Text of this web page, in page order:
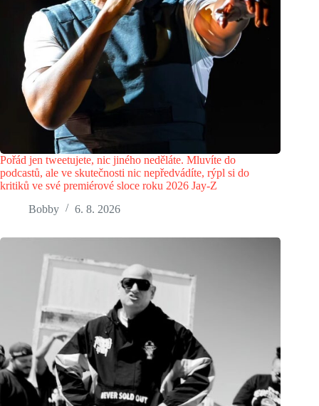
Pořád jen tweetujete, nic jiného neděláte. Mluvíte do
podcastů, ale ve skutečnosti nic nepředvádíte, rýpl si do
kritiků ve své premiérové sloce roku 2026 Jay-Z
Bobby
6. 8. 2026